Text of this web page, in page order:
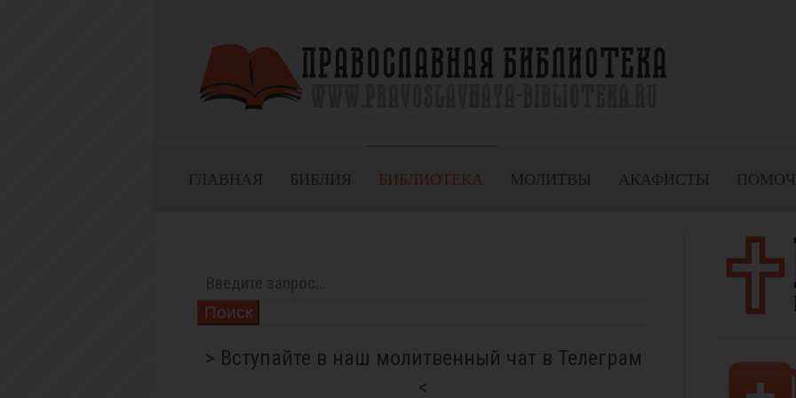
ГЛАВНАЯ БИБЛИЯ БИБЛИОТЕКА МОЛИТВЫ АКАФИСТЫ
Поиск
> Вступайте в наш молитвенный чат в Телеграм
<